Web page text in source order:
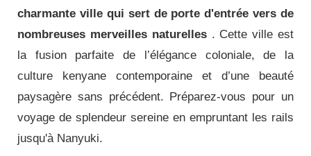
charmante ville qui sert de porte d'entrée vers de
nombreuses merveilles naturelles. Cette ville est
la fusion parfaite de l’élégance coloniale, de la
culture kenyane contemporaine et d’une beauté
paysagère sans précédent. Préparez-vous pour un
voyage de splendeur sereine en empruntant les rails
jusqu'à Nanyuki.